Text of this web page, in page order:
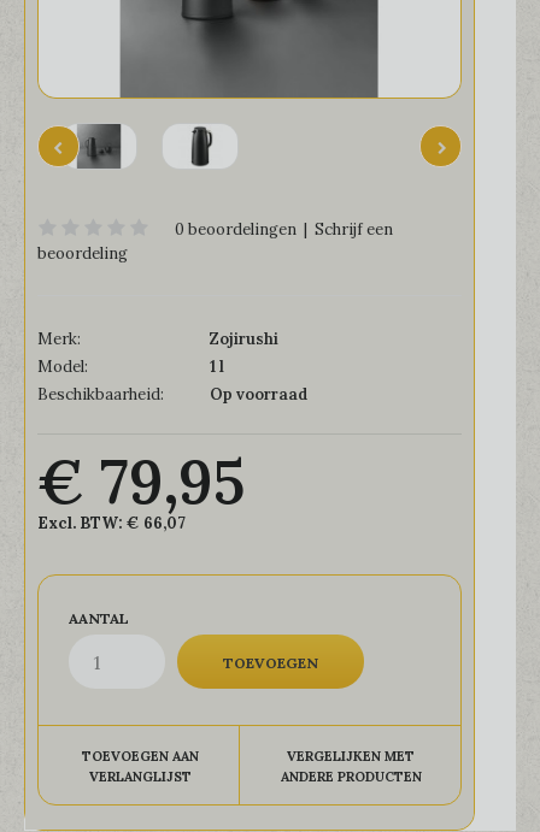
0 beoordelingen | Schrijf een
beoordeling
Merk:
Zojirushi
Model:
1 l
Beschikbaarheid:
Op voorraad
€ 79,95
Excl. BTW: € 66,07
AANTAL
TOEVOEGEN AAN
VERLANGLIJST
VERGELIJKEN MET
ANDERE PRODUCTEN